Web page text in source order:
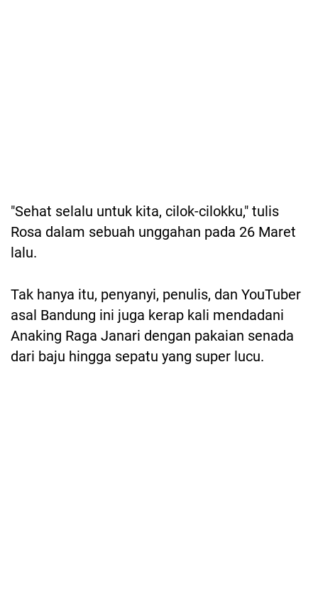
"Sehat selalu untuk kita, cilok-cilokku," tulis
Rosa dalam sebuah unggahan pada 26 Maret
lalu.
Tak hanya itu, penyanyi, penulis, dan YouTuber
asal Bandung ini juga kerap kali mendadani
Anaking Raga Janari dengan pakaian senada
dari baju hingga sepatu yang super lucu.